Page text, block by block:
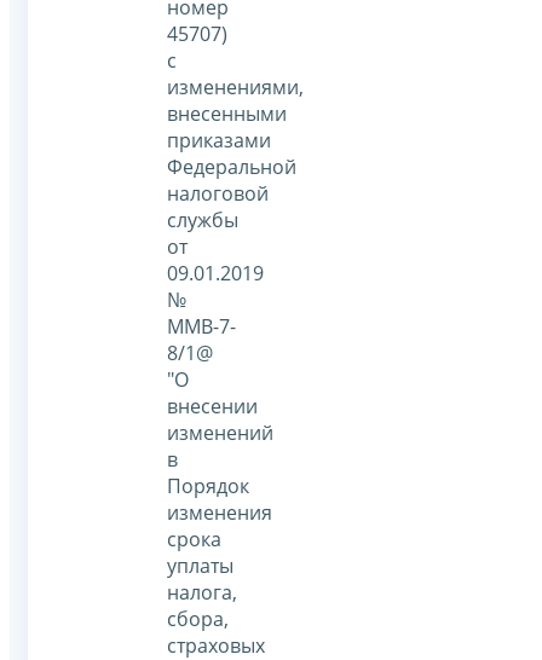
номер
45707)
с
изменениями,
внесенными
приказами
Федеральной
налоговой
службы
от
09.01.2019
№
ММВ-7-
8/1@
"О
внесении
изменений
в
Порядок
изменения
срока
уплаты
налога,
сбора,
страховых